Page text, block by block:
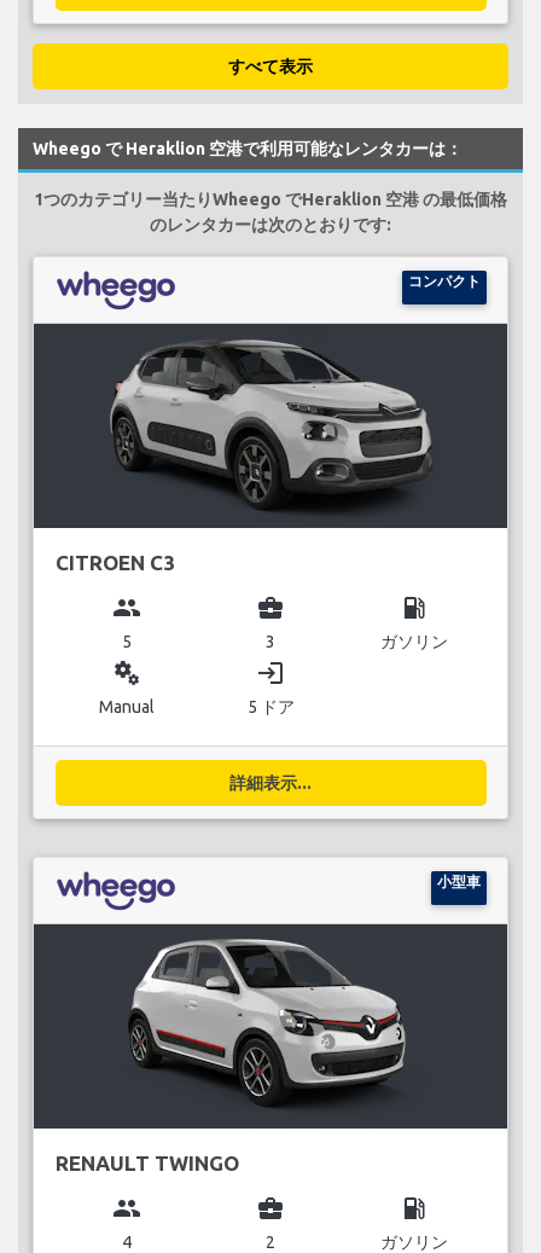
すべて表示
Wheego で Heraklion 空港で利用可能なレンタカーは：
1つのカテゴリー当たりWheego でHeraklion 空港 の最低価格
のレンタカーは次のとおりです:
コンパクト
CITROEN C3
group
5
business_center
3
local_gas_station
ガソリン
miscellaneous_services
Manual
login
5 ドア
詳細表示...
小型車
RENAULT TWINGO
group
4
business_center
2
local_gas_station
ガソリン